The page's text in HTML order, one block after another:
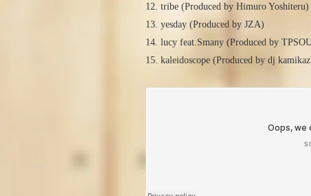
12. tribe (Produced by Himuro Yoshiteru)
13. yesday (Produced by JZA)
14. lucy feat.Smany (Produced by
15. kaleidoscope (Produced by dj